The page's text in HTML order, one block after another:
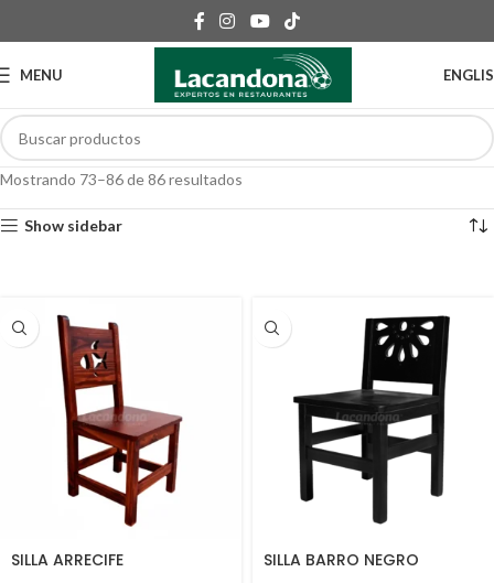
MENU
Mostrando 73–86 de 86 resultados
Show sidebar
SILLA ARRECIFE SILLA BARRO NEGRO